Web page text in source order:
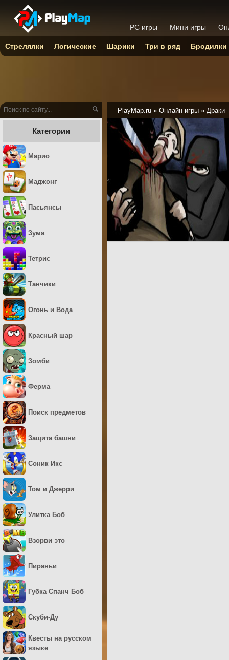
PlayMap.ru » Онлайн игры » Драки
Категории
Марио
Маджонг
Пасьянсы
Зума
Тетрис
Танчики
Огонь и Вода
Красный шар
Зомби
Ферма
Поиск предметов
Защита башни
Соник Икс
Том и Джерри
Улитка Боб
Взорви это
Пираньи
Губка Спанч Боб
Скуби-Ду
Квесты на русском
языке
PC игры Мини игры
Стрелялки Логические Шарики Три в ряд Бродилки